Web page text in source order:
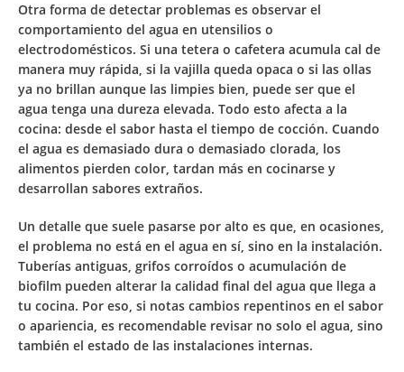
Otra forma de detectar problemas es observar el
comportamiento del agua en utensilios o
electrodomésticos. Si una tetera o cafetera acumula cal de
manera muy rápida, si la vajilla queda opaca o si las ollas
ya no brillan aunque las limpies bien, puede ser que el
agua tenga una dureza elevada. Todo esto afecta a la
cocina: desde el sabor hasta el tiempo de cocción. Cuando
el agua es demasiado dura o demasiado clorada, los
alimentos pierden color, tardan más en cocinarse y
desarrollan sabores extraños.
Un detalle que suele pasarse por alto es que, en ocasiones,
el problema no está en el agua en sí, sino en la instalación.
Tuberías antiguas, grifos corroídos o acumulación de
biofilm pueden alterar la calidad final del agua que llega a
tu cocina. Por eso, si notas cambios repentinos en el sabor
o apariencia, es recomendable revisar no solo el agua, sino
también el estado de las instalaciones internas.